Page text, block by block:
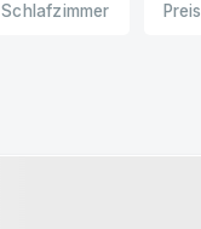
Schlafzimmer Preis